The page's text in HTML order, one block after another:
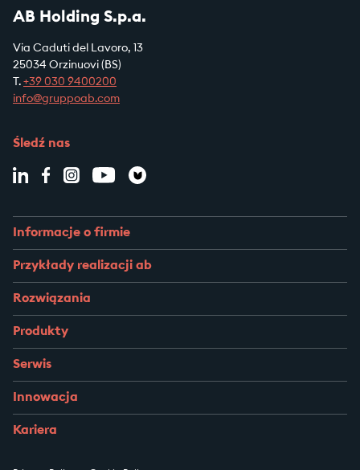
AB Holding S.p.a.
Via Caduti del Lavoro, 13
25034 Orzinuovi (BS)
T. +39 030 9400200
info@gruppoab.com
Śledź nas
Informacje o firmie
Przykłady realizacji ab
Rozwiązania
Produkty
Serwis
Innowacja
Kariera